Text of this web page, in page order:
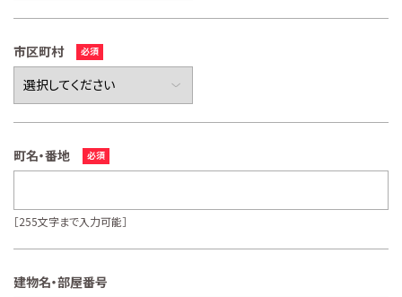
市区町村
町名・番地
［255文字まで入力可能］
建物名・部屋番号